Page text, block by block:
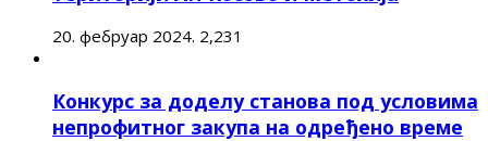
20. фебруар 2024. 2,231
Конкурс за доделу станова под условима
непрофитног закупа на одређено време